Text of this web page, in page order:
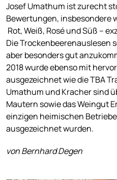
Josef Umathum ist zurecht
Bewertungen, insbesondere
Rot, Weiß, Rosé und Süß –
Die Trockenbeerenauslesen
aber besonders gut
2018 wurde ebenso mit
ausgezeichnet wie die TBA
Umathum und Kracher sind
Mautern sowie das Weingut
einzigen heimischen
ausgezeichnet wurden.
von Bernhard Degen